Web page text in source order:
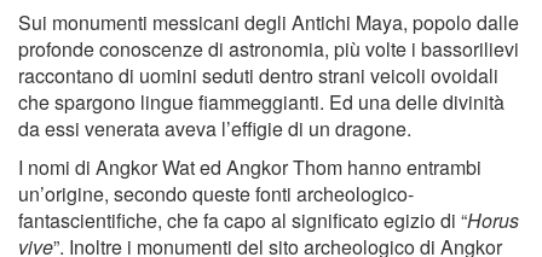
Sui monumenti messicani degli Antichi Maya, popolo dalle
profonde conoscenze di astronomia, più volte i bassorilievi
raccontano di uomini seduti dentro strani veicoli ovoidali
che spargono lingue fiammeggianti. Ed una delle divinità
da essi venerata aveva l’effigie di un dragone.
I nomi di Angkor Wat ed Angkor Thom hanno entrambi
un’origine, secondo queste fonti archeologico-
fantascientifiche, che fa capo al significato egizio di “Horus
vive”. Inoltre i monumenti del sito archeologico di Angkor